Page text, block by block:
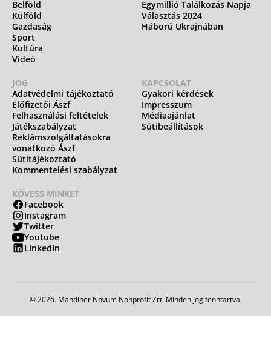
Belföld
Külföld
Gazdaság
Sport
Kultúra
Videó
Egymillió Találkozás Napja
Választás 2024
Háború Ukrajnában
JOG
Adatvédelmi tájékoztató
Előfizetői Ászf
Felhasználási feltételek
Játékszabályzat
Reklámszolgáltatásokra
vonatkozó Ászf
Sütitájékoztató
Kommentelési szabályzat
KAPCSOLAT
Gyakori kérdések
Impresszum
Médiaajánlat
Sütibeállítások
KÖVESS MINKET
Facebook
Instagram
Twitter
Youtube
LinkedIn
© 2026. Mandiner Novum Nonprofit Zrt. Minden jog fenntartva!